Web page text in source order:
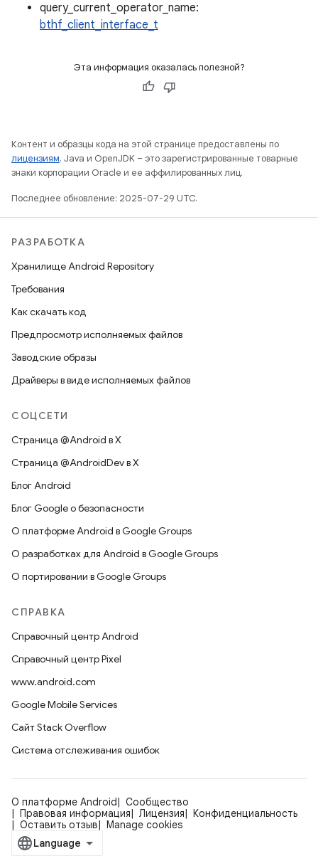
query_current_operator_name:
bthf_client_interface_t
Эта информация оказалась полезной?
Контент и образцы кода на этой странице предоставлены по
лицензиям. Java и OpenJDK – это зарегистрированные товарные
знаки корпорации Oracle и ее аффилированных лиц.
Последнее обновление: 2025-07-29 UTC.
РАЗРАБОТКА
Хранилище Android Repository
Требования
Как скачать код
Предпросмотр исполняемых файлов
Заводские образы
Драйверы в виде исполняемых файлов
СОЦСЕТИ
Страница @Android в X
Страница @AndroidDev в X
Блог Android
Блог Google о безопасности
О платформе Android в Google Groups
О разработках для Android в Google Groups
О портировании в Google Groups
СПРАВКА
Справочный центр Android
Справочный центр Pixel
www.android.com
Google Mobile Services
Сайт Stack Overflow
Система отслеживания ошибок
О платформе Android
Сообщество
Правовая информация
Лицензия
Конфиденциальность
Оставить отзыв
Manage cookies